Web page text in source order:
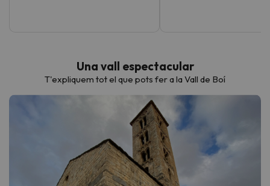
Una vall espectacular
T'expliquem tot el que pots fer a la Vall de Boí